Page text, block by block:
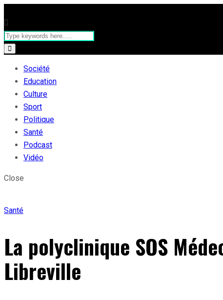
Société
Education
Culture
Sport
Politique
Santé
Podcast
Vidéo
Close
Santé
La polyclinique SOS
Libreville